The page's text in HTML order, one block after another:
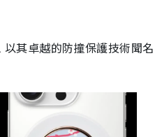
其卓越的防撞保護技術聞